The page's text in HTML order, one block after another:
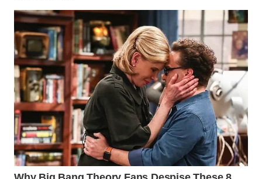
WAHANANEWS
ID
WAHANANEWS
CO ID
WAHANANEWS
NET
WAHANA
SPORT